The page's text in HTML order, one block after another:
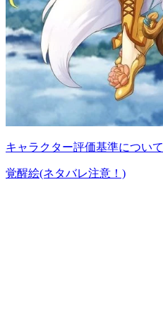
キャラクター評価基準について
覚醒絵(ネタバレ注意！)